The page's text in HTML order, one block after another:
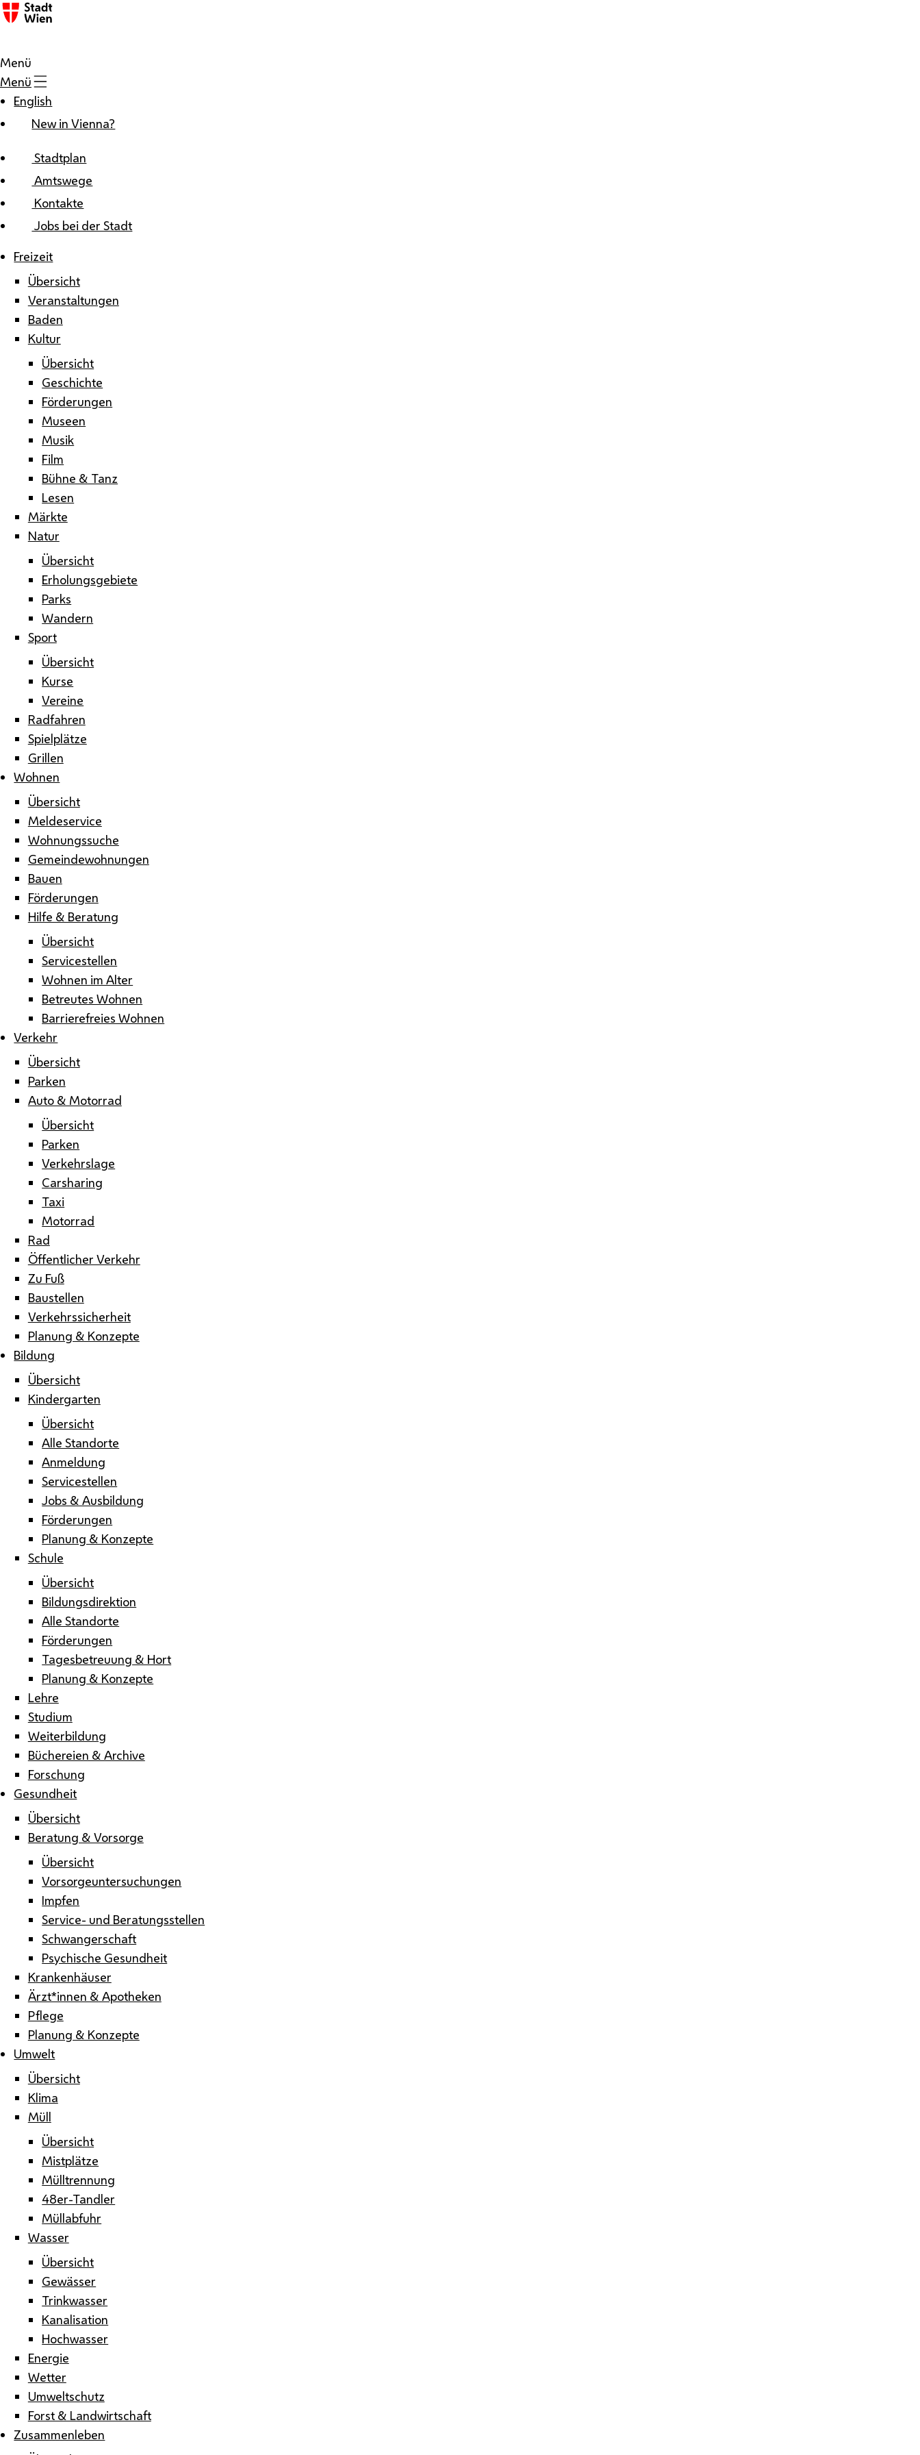
Zum Inhalt
Menü
Menü
English
New in Vienna?
Stadtplan
Amtswege
Kontakte
Jobs bei der Stadt
Freizeit
Übersicht
Veranstaltungen
Baden
Kultur
Übersicht
Geschichte
Förderungen
Museen
Musik
Film
Bühne & Tanz
Lesen
Märkte
Natur
Übersicht
Erholungsgebiete
Parks
Wandern
Sport
Übersicht
Kurse
Vereine
Radfahren
Spielplätze
Grillen
Wohnen
Übersicht
Meldeservice
Wohnungssuche
Gemeindewohnungen
Bauen
Förderungen
Hilfe & Beratung
Übersicht
Servicestellen
Wohnen im Alter
Betreutes Wohnen
Barrierefreies Wohnen
Verkehr
Übersicht
Parken
Auto & Motorrad
Übersicht
Parken
Verkehrslage
Carsharing
Taxi
Motorrad
Rad
Öffentlicher Verkehr
Zu Fuß
Baustellen
Verkehrssicherheit
Planung & Konzepte
Bildung
Übersicht
Kindergarten
Übersicht
Alle Standorte
Anmeldung
Servicestellen
Jobs & Ausbildung
Förderungen
Planung & Konzepte
Schule
Übersicht
Bildungsdirektion
Alle Standorte
Förderungen
Tagesbetreuung & Hort
Planung & Konzepte
Lehre
Studium
Weiterbildung
Büchereien & Archive
Forschung
Gesundheit
Übersicht
Beratung & Vorsorge
Übersicht
Vorsorgeuntersuchungen
Impfen
Service- und Beratungsstellen
Schwangerschaft
Psychische Gesundheit
Krankenhäuser
Ärzt*innen & Apotheken
Pflege
Planung & Konzepte
Umwelt
Übersicht
Klima
Müll
Übersicht
Mistplätze
Mülltrennung
48er-Tandler
Müllabfuhr
Wasser
Übersicht
Gewässer
Trinkwasser
Kanalisation
Hochwasser
Energie
Wetter
Umweltschutz
Forst & Landwirtschaft
Zusammenleben